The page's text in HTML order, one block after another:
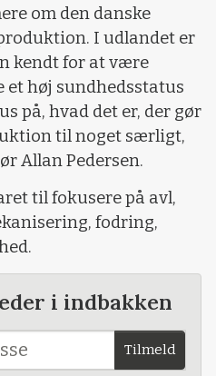
om den danske
I udlandet er
kendt for at være
et høj sundhedsstatus
på, hvad det er, der gør
til noget særligt,
Allan Pedersen.
til fokusere på avl,
fodring,
i indbakken
Tilmeld